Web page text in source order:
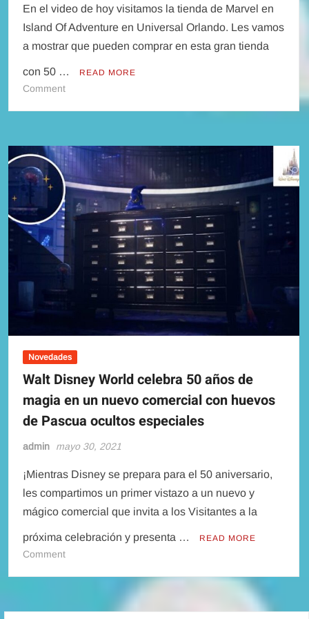
En el video de hoy visitamos la tienda de Marvel en
Island Of Adventure en Universal Orlando. Les vamos
a mostrar que pueden comprar en esta gran tienda
con 50 … READ MORE
Commenton
50
Dolares
en
Universal
Orlando
Novedades
Walt Disney World celebra 50 años de
magia en un nuevo comercial con huevos
de Pascua ocultos especiales
admin mayo 30, 2021
¡Mientras Disney se prepara para el 50 aniversario,
les compartimos un primer vistazo a un nuevo y
mágico comercial que invita a los Visitantes a la
próxima celebración y presenta … READ MORE
Commenton